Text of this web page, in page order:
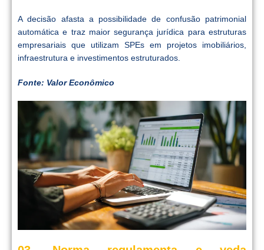
A decisão afasta a possibilidade de confusão patrimonial
automática e traz maior segurança jurídica para estruturas
empresariais que utilizam SPEs em projetos imobiliários,
infraestrutura e investimentos estruturados.
Fonte: Valor Econômico